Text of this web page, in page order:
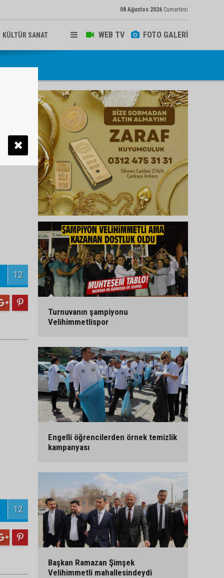
08 Ağustos 2026 Cumartesi
WEB TV FOTO GALERİ
KÜLTÜR SANAT
12
12
Turnuvanın şampiyonu
Velihimmetlispor
Engelli öğrencilerden örnek temizlik
kampanyası
Başkan Ramazan Şimşek
Velihimmetli mahallesindeydi